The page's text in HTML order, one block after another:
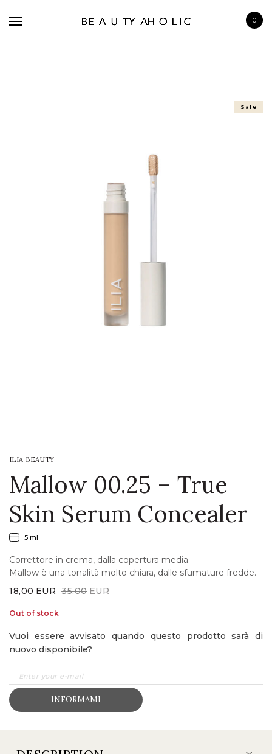
0
Sale
ILIA BEAUTY
Mallow 00.25 – True
Skin Serum Concealer
5 ml
Correttore in crema, dalla copertura media.
Mallow è una tonalità molto chiara, dalle sfumature fredde.
35,00 EUR
Original
price
was:
35,00EUR.
18,00 EUR
Current
price
is:
18,00EUR.
Out of stock
Vuoi essere avvisato quando questo prodotto sarà di
nuovo disponibile?
INFORMAMI